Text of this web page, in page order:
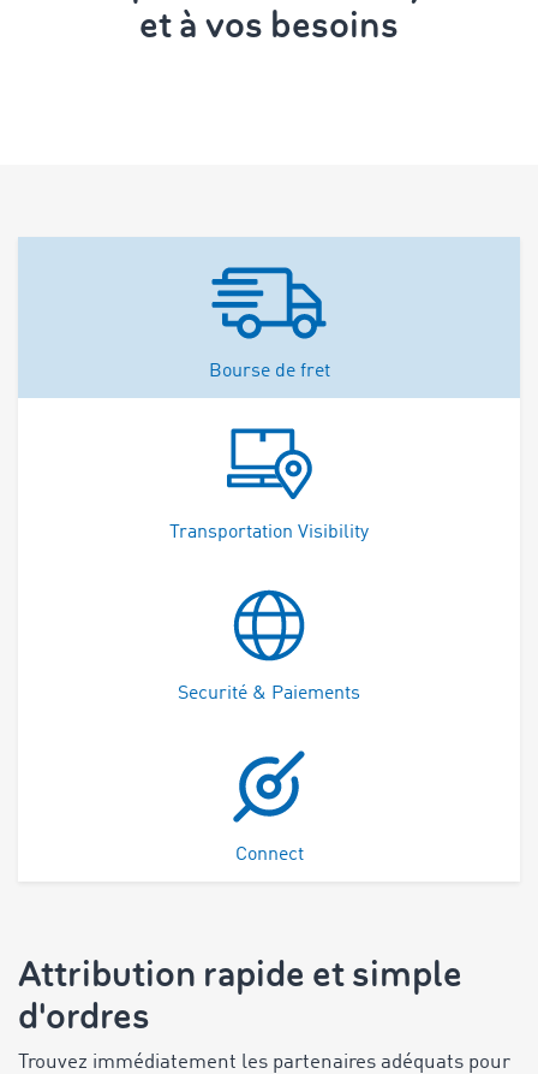
et à vos besoins
Bourse de fret
Transportation Visibility
Securité & Paiements
Connect
Attribution rapide et simple
d'ordres
Trouvez immédiatement les partenaires adéquats pour